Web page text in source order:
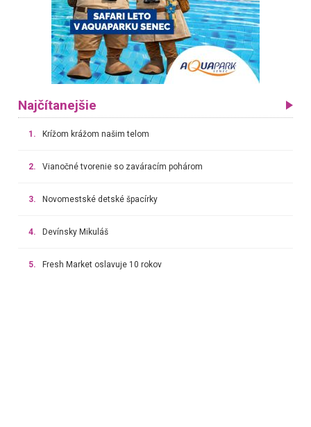
Najčítanejšie
1. Krížom krážom našim telom
2. Vianočné tvorenie so zaváracím pohárom
3. Novomestské detské špacírky
4. Devínsky Mikuláš
5. Fresh Market oslavuje 10 rokov